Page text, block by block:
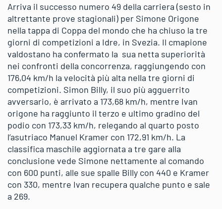
Arriva il successo numero 49 della carriera (sesto in
altrettante prove stagionali) per Simone Origone
nella tappa di Coppa del mondo che ha chiuso la tre
giorni di competizioni a Idre, in Svezia. Il cmapione
valdostano ha confermato la sua netta superiorità
nei confronti della concorrenza, raggiungendo con
176,04 km/h la velocità più alta nella tre giorni di
competizioni. Simon Billy, il suo più agguerrito
avversario, è arrivato a 173,68 km/h, mentre Ivan
origone ha raggiunto il terzo e ultimo gradino del
podio con 173,33 km/h, relegando al quarto posto
l’asutriaco Manuel Kramer con 172,91 km/h. La
classifica maschile aggiornata a tre gare alla
conclusione vede Simone nettamente al comando
con 600 punti, alle sue spalle Billy con 440 e Kramer
con 330, mentre Ivan recupera qualche punto e sale
a 269.